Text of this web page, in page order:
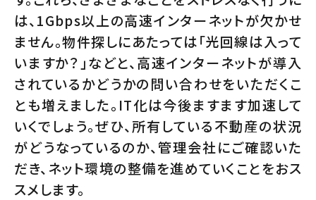
は、1Gbps以上の高速インターネットが欠かせ
ません。物件探しにあたっては「光回線は入って
いますか？」などと、高速インターネットが導入
されているかどうかの問い合わせをいただくこ
とも増えました。IT化は今後ますます加速して
いくでしょう。ぜひ、所有している不動産の状況
がどうなっているのか、管理会社にご確認いた
だき、ネット環境の整備を進めていくことをおス
スメします。